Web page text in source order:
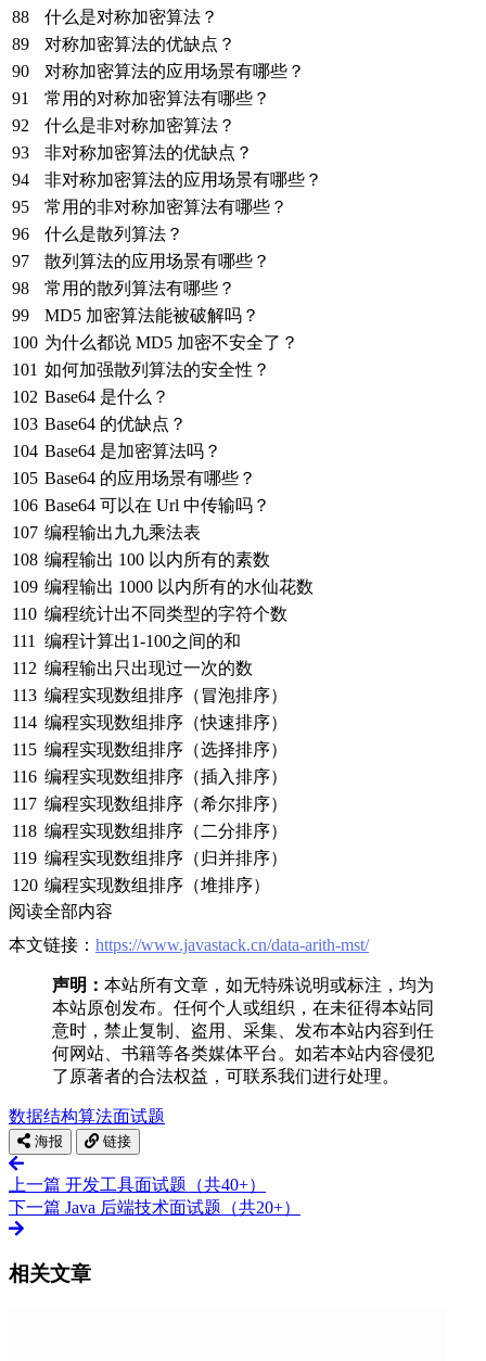
88
什么是对称加密算法？
89
对称加密算法的优缺点？
90
对称加密算法的应用场景有哪些？
91
常用的对称加密算法有哪些？
92
什么是非对称加密算法？
93
非对称加密算法的优缺点？
94
非对称加密算法的应用场景有哪些？
95
常用的非对称加密算法有哪些？
96
什么是散列算法？
97
散列算法的应用场景有哪些？
98
常用的散列算法有哪些？
99
MD5 加密算法能被破解吗？
100 为什么都说 MD5 加密不安全了？
101 如何加强散列算法的安全性？
102 Base64 是什么？
103 Base64 的优缺点？
104 Base64 是加密算法吗？
105 Base64 的应用场景有哪些？
106 Base64 可以在 Url 中传输吗？
107 编程输出九九乘法表
108 编程输出 100 以内所有的素数
109 编程输出 1000 以内所有的水仙花数
110 编程统计出不同类型的字符个数
111
编程计算出1-100之间的和
112 编程输出只出现过一次的数
113 编程实现数组排序（冒泡排序）
114 编程实现数组排序（快速排序）
115 编程实现数组排序（选择排序）
116 编程实现数组排序（插入排序）
117 编程实现数组排序（希尔排序）
118 编程实现数组排序（二分排序）
119 编程实现数组排序（归并排序）
120 编程实现数组排序（堆排序）
阅读全部内容
本文链接： https://www.javastack.cn/data-arith-mst/
声明： 本站所有文章，如无特殊说明或标注，均为
本站原创发布。任何个人或组织，在未征得本站同
意时，禁止复制、盗用、采集、发布本站内容到任
何网站、书籍等各类媒体平台。如若本站内容侵犯
了原著者的合法权益，可联系我们进行处理。
数据结构算法面试题
海报 链接
上一篇 开发工具面试题（共40+）
下一篇 Java 后端技术面试题（共20+）
相关文章